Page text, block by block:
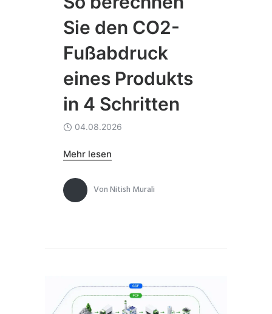
Sie den CO2-
Fußabdruck
eines Produkts
in 4 Schritten
04.08.2026
Mehr lesen
VonNitish Murali